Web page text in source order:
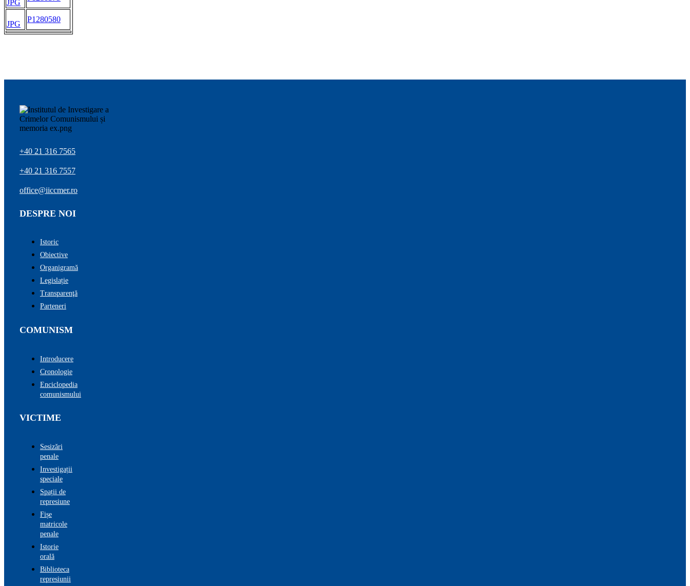
JPG
JPG
P1280580
+40 21 316 7565
+40 21 316 7557
office@iiccmer.ro
DESPRE NOI
Istoric
Obiective
Organigramă
Legislație
Transparenţă
Parteneri
COMUNISM
Introducere
Cronologie
Enciclopedia
comunismului
VICTIME
Sesizări
penale
Investigații
speciale
Spații de
represiune
Fișe
matricole
penale
Istorie
orală
Biblioteca
represiunii